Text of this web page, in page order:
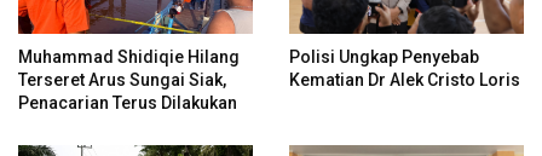
Muhammad Shidiqie Hilang
Terseret Arus Sungai Siak,
Penacarian Terus Dilakukan
Polisi Ungkap Penyebab
Kematian Dr Alek Cristo Loris